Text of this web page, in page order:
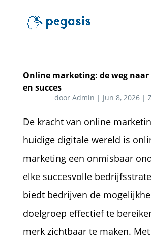
Online marketing: de weg
en succes
door Admin | jun 8, 2026|
De kracht van online
huidige digitale wereld is
marketing een onmisbaar
elke succesvolle
biedt bedrijven de
doelgroep effectief te
merk zichtbaar te maken.